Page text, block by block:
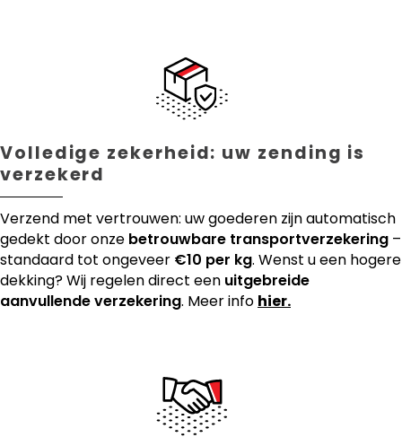
Volledige zekerheid: uw zending is
verzekerd
Verzend met vertrouwen: uw goederen zijn automatisch
gedekt door onze betrouwbare transportverzekering –
standaard tot ongeveer €10 per kg. Wenst u een hogere
dekking? Wij regelen direct een uitgebreide
aanvullende verzekering. Meer info hier.